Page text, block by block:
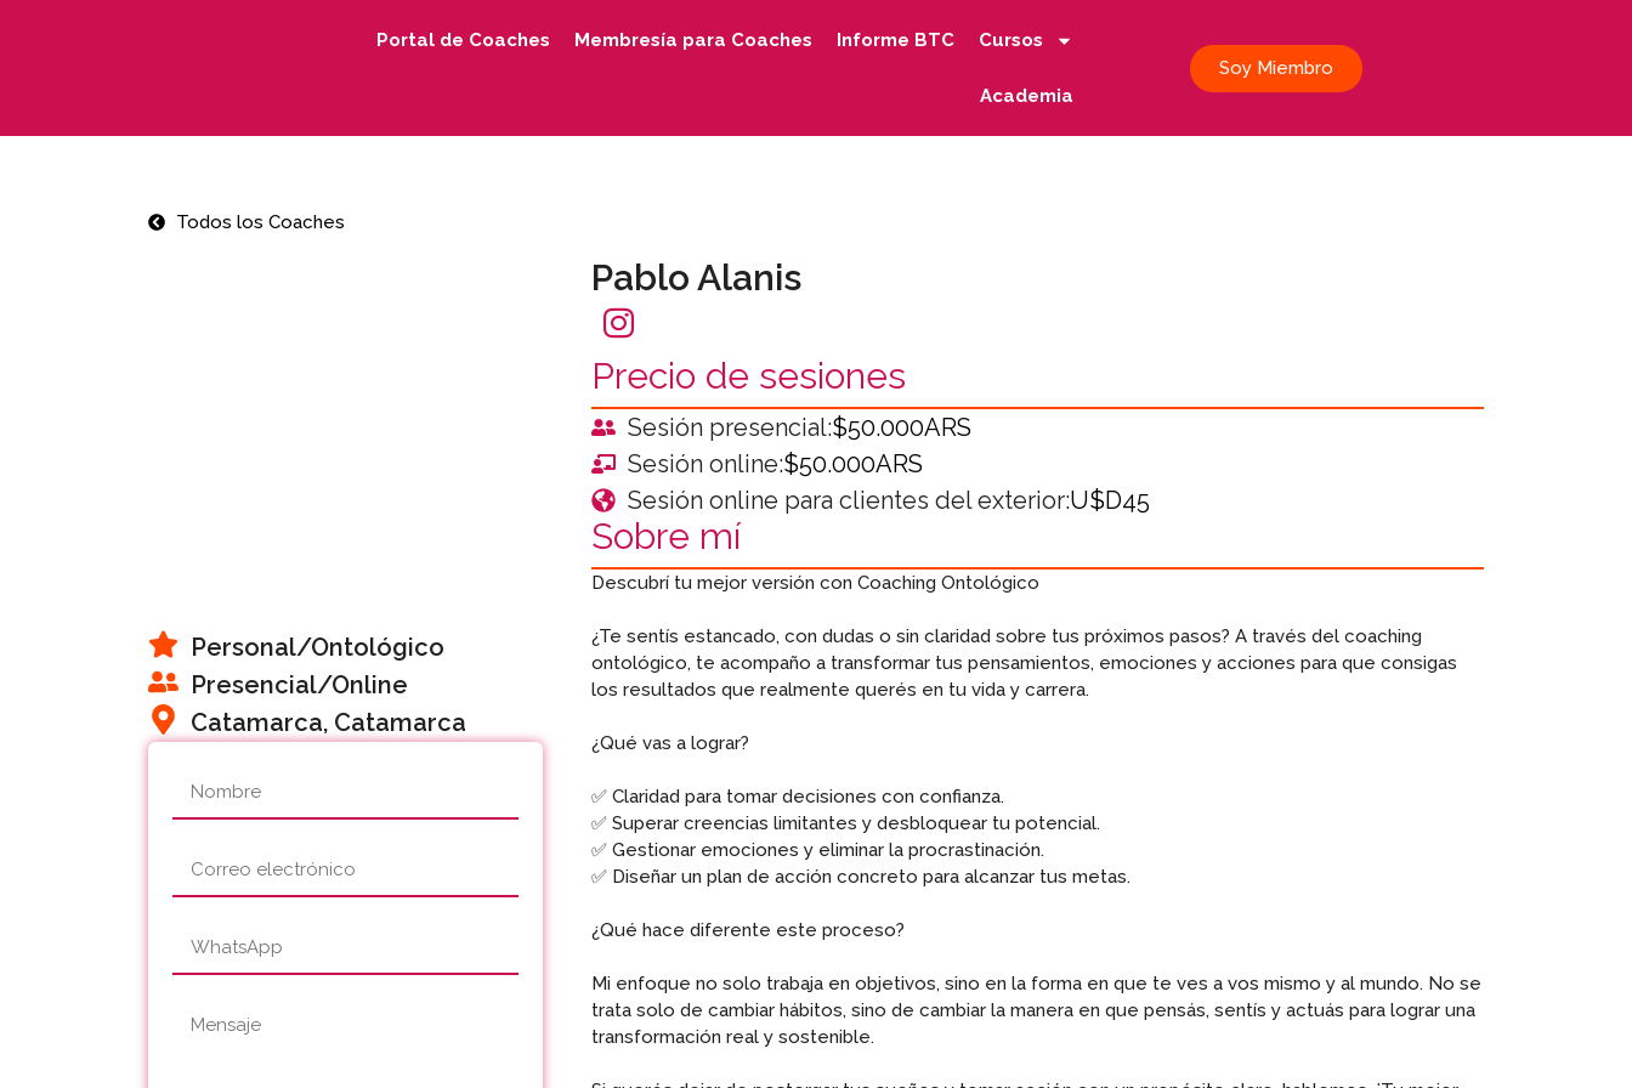
Portal de Coaches Membresía para Coaches Informe BTC Cursos
Academia
Soy Miembro
Todos los Coaches
Personal/Ontológico
Presencial/Online
Catamarca, Catamarca
Pablo Alanis
Precio de sesiones
Sesión presencial:$50.000ARS
Sesión online:$50.000ARS
Sesión online para clientes del exterior:U$D45
Sobre mí
Descubrí tu mejor versión con Coaching Ontológico
¿Te sentís estancado, con dudas o sin claridad sobre tus próximos pasos? A través del coaching
ontológico, te acompaño a transformar tus pensamientos, emociones y acciones para que consigas
los resultados que realmente querés en tu vida y carrera.
¿Qué vas a lograr?
✅ Claridad para tomar decisiones con confianza.
✅ Superar creencias limitantes y desbloquear tu potencial.
✅ Gestionar emociones y eliminar la procrastinación.
✅ Diseñar un plan de acción concreto para alcanzar tus metas.
¿Qué hace diferente este proceso?
Mi enfoque no solo trabaja en objetivos, sino en la forma en que te ves a vos mismo y al mundo. No se
trata solo de cambiar hábitos, sino de cambiar la manera en que pensás, sentís y actuás para lograr una
transformación real y sostenible.